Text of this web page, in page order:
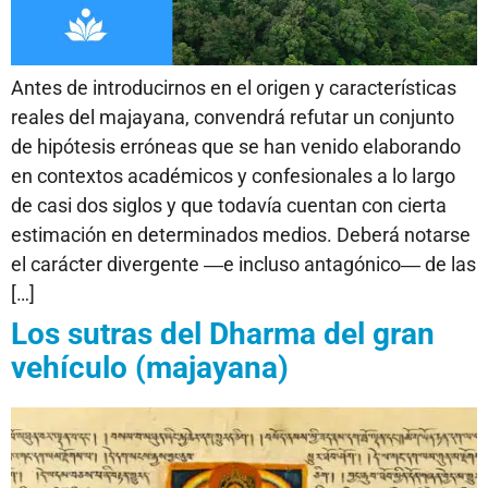
Antes de introducirnos en el origen y características
reales del majayana, convendrá refutar un conjunto
de hipótesis erróneas que se han venido elaborando
en contextos académicos y confesionales a lo largo
de casi dos siglos y que todavía cuentan con cierta
estimación en determinados medios. Deberá notarse
el carácter divergente ―e incluso antagónico― de las
[…]
Los sutras del Dharma del gran
vehículo (majayana)